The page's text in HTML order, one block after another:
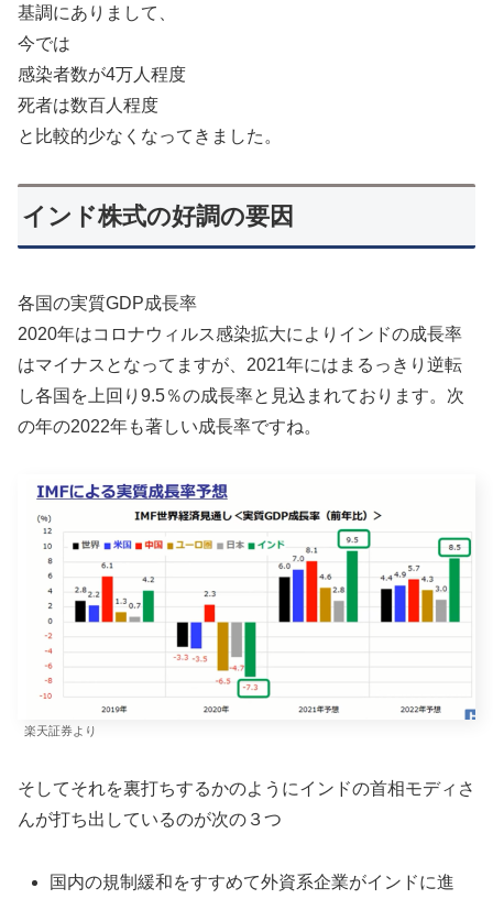
基調にありまして、
今では
感染者数が4万人程度
死者は数百人程度
と比較的少なくなってきました。
インド株式の好調の要因
各国の実質GDP成長率
2020年はコロナウィルス感染拡大によりインドの成長率
はマイナスとなってますが、2021年にはまるっきり逆転
し各国を上回り9.5％の成長率と見込まれております。次
の年の2022年も著しい成長率ですね。
楽天証券より
そしてそれを裏打ちするかのようにインドの首相モディさ
んが打ち出しているのが次の３つ
国内の規制緩和をすすめて外資系企業がインドに進